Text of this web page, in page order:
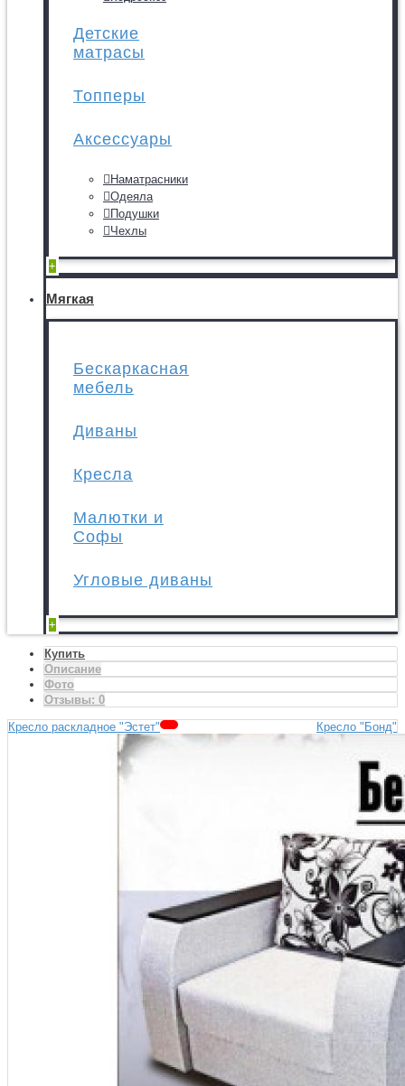
Детские
матрасы
Топперы
Аксессуары
Наматрасники
Одеяла
Подушки
Чехлы
+
Мягкая
Бескаркасная
мебель
Диваны
Кресла
Малютки и
Софы
Угловые диваны
+
Купить
Описание
Фото
Отзывы: 0
Кресло раскладное "Эстет"
Кресло "Бонд"